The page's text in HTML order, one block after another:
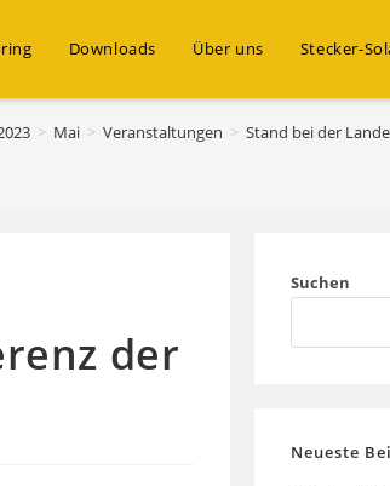
Downloads Über uns Stecker-
> Mai > Veranstaltungen > Stand bei der
der
Suchen
Neueste